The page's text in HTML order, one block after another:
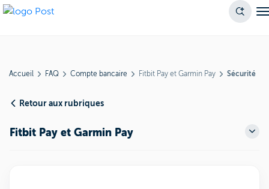
Accueil FAQ Compte bancaire Fitbit Pay et Garmin Pay Sécurité
Retour aux rubriques
Fitbit Pay et Garmin Pay